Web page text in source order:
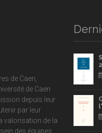
de Caen,
de Caen
depuis leur
par leur
valorisation de la
des équipes